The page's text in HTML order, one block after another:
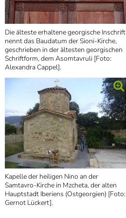
Die älteste erhaltene georgische Inschrift
nennt das Baudatum der Sioni-Kirche,
geschrieben in der ältesten georgischen
Schriftform, dem Asomtavruli [Foto:
Alexandra Cappel].
Kapelle der heiligen Nino an der
Samtavro-Kirche in Mzcheta, der alten
Hauptstadt Iberiens (Ostgeorgien) [Foto:
Gernot Lückert].